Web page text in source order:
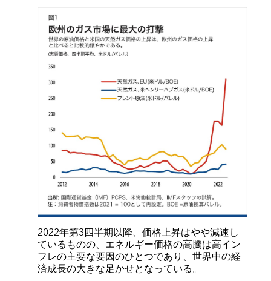
2022年第3四半期以降、価格上昇はやや減速し
ているものの、エネルギー価格の高騰は高イン
フレの主要な要因のひとつであり、世界中の経
済成長の大きな足かせとなっている。